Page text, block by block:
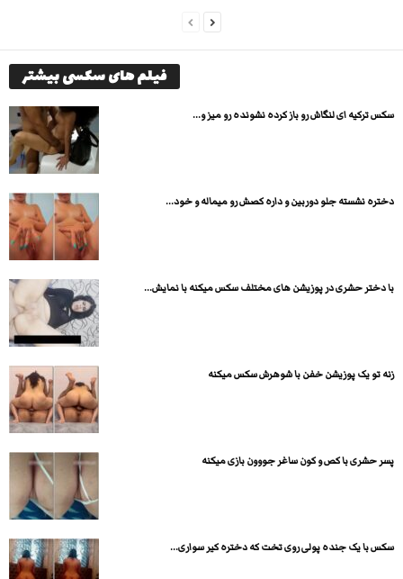
فیلم های سکسی بیشتر
سکس ترکیه ای لنگاش رو باز کرده نشونده رو میز و...
دختره نشسته جلو دوربین و داره کصش رو میماله و خود...
با دختر حشری در پوزیشن های مختلف سکس میکنه با نمایش...
زنه تو یک پوزیشن خفن با شوهرش سکس میکنه
پسر حشری با کص و کون ساغر جووون بازی میکنه
سکس با یک جنده پولی روی تخت که دختره کیر سواری...